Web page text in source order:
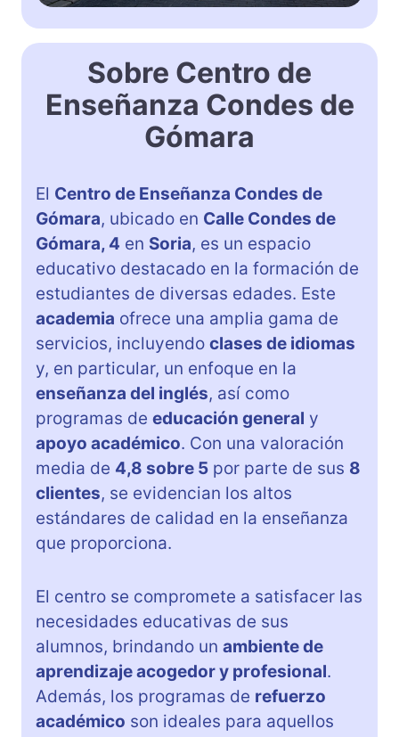
Sobre Centro de
Enseñanza Condes de
Gómara
El Centro de Enseñanza Condes de
Gómara, ubicado en Calle Condes de
Gómara, 4 en Soria, es un espacio
educativo destacado en la formación de
estudiantes de diversas edades. Este
academia ofrece una amplia gama de
servicios, incluyendo clases de idiomas
y, en particular, un enfoque en la
enseñanza del inglés, así como
programas de educación general y
apoyo académico. Con una valoración
media de 4,8 sobre 5 por parte de sus 8
clientes, se evidencian los altos
estándares de calidad en la enseñanza
que proporciona.
El centro se compromete a satisfacer las
necesidades educativas de sus
alumnos, brindando un ambiente de
aprendizaje acogedor y profesional.
Además, los programas de refuerzo
académico son ideales para aquellos